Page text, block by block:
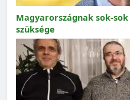
Magyarországnak sok-
szüksége